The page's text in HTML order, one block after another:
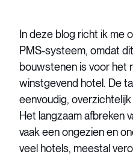
In deze blog richt ik me
PMS-systeem, omdat
bouwstenen is voor het
winstgevend hotel. De
eenvoudig,
Het langzaam afbreken
vaak een ongezien en
veel hotels, meestal